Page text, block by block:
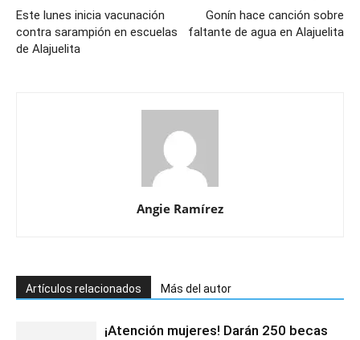
Este lunes inicia vacunación
contra sarampión en escuelas
de Alajuelita
Gonín hace canción sobre
faltante de agua en Alajuelita
Angie Ramírez
Artículos relacionados Más del autor
¡Atención mujeres! Darán 250 becas